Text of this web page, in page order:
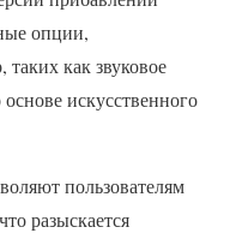
опции,
как звуковое
искусственного
пользователям
разыскается